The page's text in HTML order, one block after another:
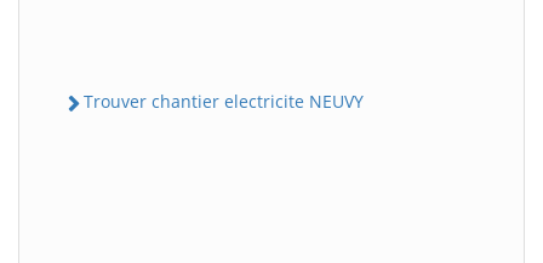
Trouver chantier electricite NEUVY